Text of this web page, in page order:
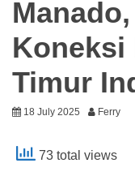
Koneksi
Timur
18 July 2025 Ferry
73 total views